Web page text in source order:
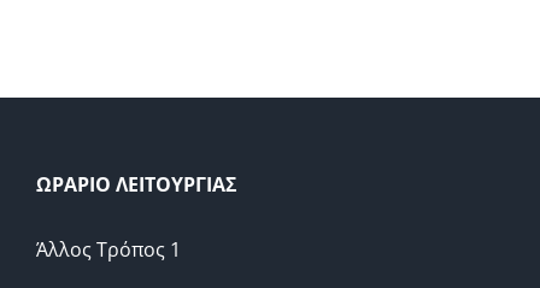
ΩΡΑΡΙΟ ΛΕΙΤΟΥΡΓΙΑΣ
Άλλος Τρόπος 1